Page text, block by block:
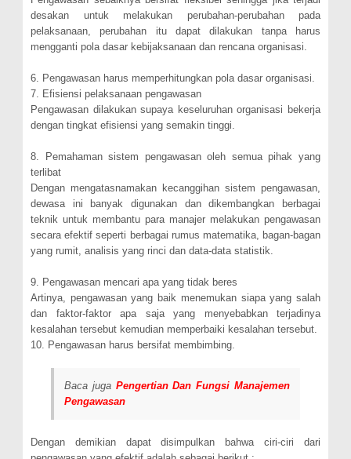
desakan untuk melakukan perubahan-perubahan pada
pelaksanaan, perubahan itu dapat dilakukan tanpa harus
mengganti pola dasar kebijaksanaan dan rencana organisasi.
6. Pengawasan harus memperhitungkan pola dasar organisasi.
7. Efisiensi pelaksanaan pengawasan
Pengawasan dilakukan supaya keseluruhan organisasi bekerja
dengan tingkat efisiensi yang semakin tinggi.
8. Pemahaman sistem pengawasan oleh semua pihak yang
terlibat
Dengan mengatasnamakan kecanggihan sistem pengawasan,
dewasa ini banyak digunakan dan dikembangkan berbagai
teknik untuk membantu para manajer melakukan pengawasan
secara efektif seperti berbagai rumus matematika, bagan-bagan
yang rumit, analisis yang rinci dan data-data statistik.
9. Pengawasan mencari apa yang tidak beres
Artinya, pengawasan yang baik menemukan siapa yang salah
dan faktor-faktor apa saja yang menyebabkan terjadinya
kesalahan tersebut kemudian memperbaiki kesalahan tersebut.
10. Pengawasan harus bersifat membimbing.
Baca juga Pengertian Dan Fungsi Manajemen
Pengawasan
Dengan demikian dapat disimpulkan bahwa ciri-ciri dari